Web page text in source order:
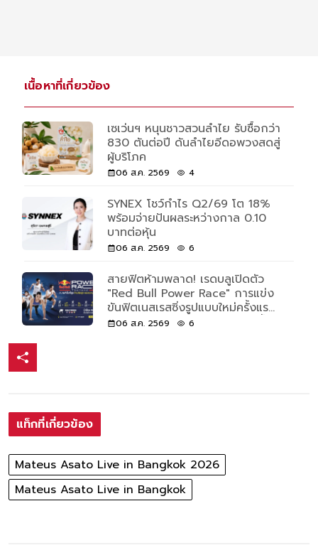
เนื้อหาที่เกี่ยวข้อง
เซเว่นฯ หนุนชาวสวนลำไย รับซื้อกว่า
830 ตันต่อปี ดันลำไยอีดอพวงสดสู่
ผู้บริโภค
06 ส.ค. 2569 4
SYNEX โชว์กำไร Q2/69 โต 18%
พร้อมจ่ายปันผลระหว่างกาล 0.10
บาทต่อหุ้น
06 ส.ค. 2569 6
สายฟิตห้ามพลาด! เรดบลูเปิดตัว
"Red Bull Power Race" การแข่ง
ขันฟิตเนสเรสซิ่งรูปแบบใหม่ครั้งแรก
ของโลก เปิดรับแค่ 500 คนเท่านั้น
06 ส.ค. 2569 6
แท็กที่เกี่ยวข้อง
Mateus Asato Live in Bangkok 2026
Mateus Asato Live in Bangkok